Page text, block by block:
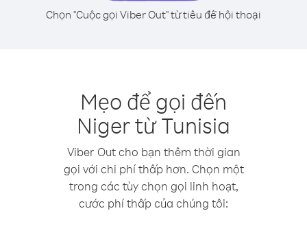
Chọn "Cuộc gọi Viber Out" từ tiêu đề hội thoại
Mẹo để gọi đến
Niger từ Tunisia
Viber Out cho bạn thêm thời gian
gọi với chi phí thấp hơn. Chọn một
trong các tùy chọn gọi linh hoạt,
cước phí thấp của chúng tôi: